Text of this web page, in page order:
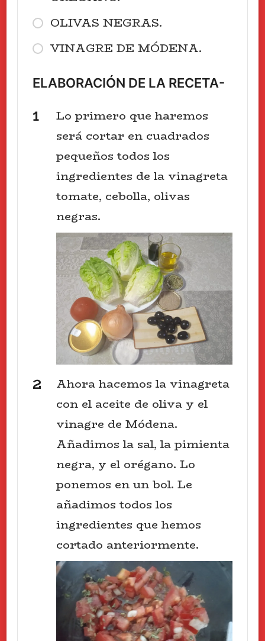
OLIVAS NEGRAS.
VINAGRE DE MÓDENA.
ELABORACIÓN DE LA RECETA-
Lo primero que haremos
será cortar en cuadrados
pequeños todos los
ingredientes de la vinagreta
tomate, cebolla, olivas
negras.
Ahora hacemos la vinagreta
con el aceite de oliva y el
vinagre de Módena.
Añadimos la sal, la pimienta
negra, y el orégano. Lo
ponemos en un bol. Le
añadimos todos los
ingredientes que hemos
cortado anteriormente.